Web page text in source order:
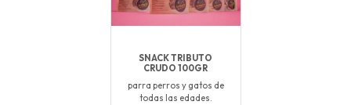
SNACK TRIBUTO
CRUDO 100GR
parra perros y gatos de
todas las edades.